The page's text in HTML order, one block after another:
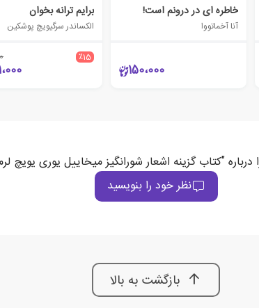
خاطره ای در درونم است!
آنا آخماتووا
150،000
برایم ترانه بخوان
الکساندر سرگیویچ پوشکین
٪15
"کتاب گزینه اشعار شورانگیز میخاییل یوری یویچ
نظر خود را بنویسید
بازگشت به بالا